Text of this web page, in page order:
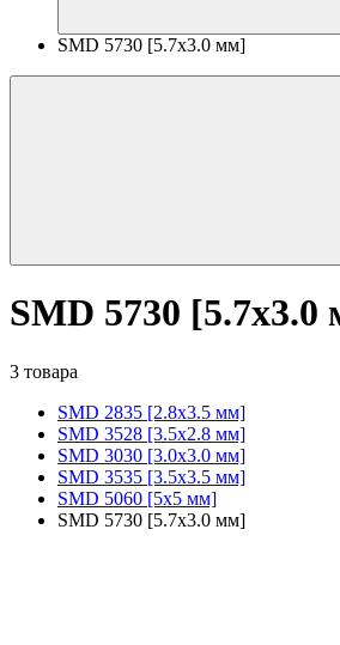
SMD 5730 [5.7х3.0 мм]
SMD 5730 [5.7х3.0
3 товара
SMD 2835 [2.8x3.5 мм]
SMD 3528 [3.5х2.8 мм]
SMD 3030 [3.0x3.0 мм]
SMD 3535 [3.5x3.5 мм]
SMD 5060 [5x5 мм]
SMD 5730 [5.7х3.0 мм]